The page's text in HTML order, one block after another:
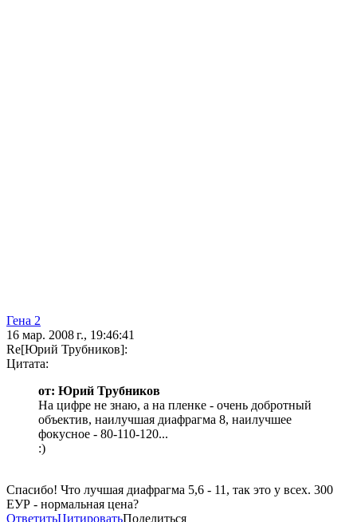
Гена 2
16 мар. 2008 г., 19:46:41
Re[Юрий Трубников]:
Цитата:
от: Юрий Трубников
На цифре не знаю, а на пленке - очень добротный
объектив, наилучшая диафрагма 8, наилучшее
фокусное - 80-110-120...
:)
Спасибо! Что лучшая диафрагма 5,6 - 11, так это у всех. 300
ЕУР - нормальная цена?
ОтветитьЦитироватьПоделиться